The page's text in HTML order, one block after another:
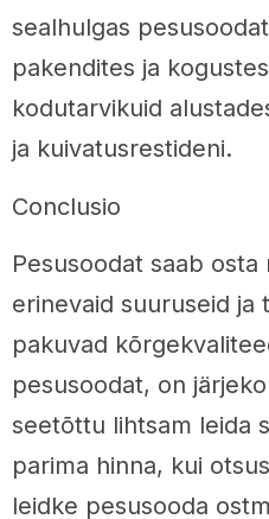
sealhulgas
pakendites ja
kodutarvikuid
ja kuivatusrestideni.
Conclusio
Pesusoodat saab
erinevaid suuruseid ja
pakuvad
pesusoodat, on
seetõttu lihtsam leida
parima hinna, kui
leidke pesusooda